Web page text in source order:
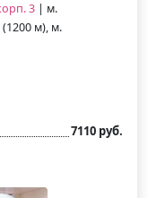
3 | м.
(1200 м), м.
7110 руб.